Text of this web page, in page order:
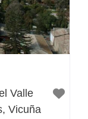
Valle
Vicuña